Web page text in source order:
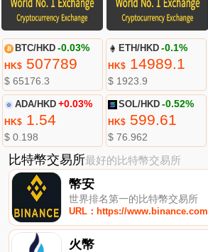
BTC/HKD -0.03%
HK$507789
$ 65176.3
ETH/HKD -0.1%
HK$ 14989.1
$ 1923.9
ADA/HKD +0.03%
HK$1.54
$ 0.198
SOL/HKD -0.52%
HK$ 599.61
$ 76.962
比特幣交易所最好的比特幣交易所
幣安
世界排名第一的比特幣交易所
URL：https://www.binance.com
火幣